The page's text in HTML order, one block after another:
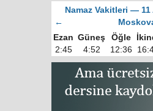
Namaz Vakitleri —
←
Ezan Güneş Öğle
2:45
4:52 12:36